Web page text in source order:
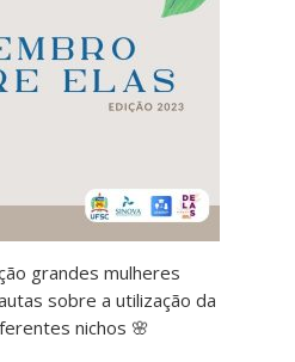
grandes mulheres
sobre a utilização da
nichos 🌸